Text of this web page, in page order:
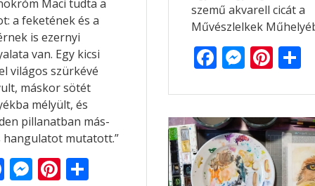
Maci tudta a
a feketének és a
is ezernyi
van. Egy kicsi
világos szürkévé
máskor sötét
mélyült, és
pillanatban más-
hangulatot mutatott.”
F M Pi O
szemű akvarell cicát a
Művészlelkek
F
e
b
o
o
M
ss
e
n
g
Pi
er
e
st
O
e
g